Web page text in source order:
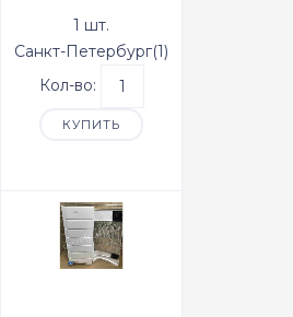
1 шт.
Санкт-Петербург(1)
Кол-во:
КУПИТЬ